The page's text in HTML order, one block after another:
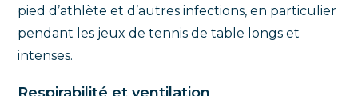
pied d’athlète et d’autres infections, en particulier
pendant les jeux de tennis de table longs et
intenses.
Respirabilité et ventilation